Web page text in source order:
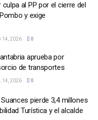
culpa al PP por el cierre del
y exige
14, 2026 0
aprueba por
de transportes
14, 2026 0
pierde 3,4 millones
Turística y el alcalde